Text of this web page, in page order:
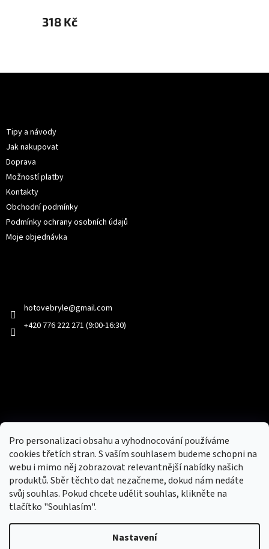
Pro personalizaci obsahu a vyhodnocování používáme
cookies třetích stran. S vaším souhlasem budeme schopni na
webu i mimo něj zobrazovat relevantnější nabídky našich
produktů. Sběr těchto dat nezačneme, dokud nám nedáte
svůj souhlas. Pokud chcete udělit souhlas, klikněte na
tlačítko "Souhlasím".
Nastavení
318 Kč
Tipy a návody
Jak nakupovat
Doprava
Možností platby
Kontakty
Obchodní podmínky
Podmínky ochrany osobních údajů
Moje objednávka
hotovebryle@gmail.com
+420 776 222 271 (9:00-16:30)
Nový obchod s batohy, cestovními zavazadly, tašky a peněženky